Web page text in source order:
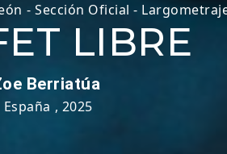
- Sección Oficial -
LIBRE
Berriatúa
España , 2025